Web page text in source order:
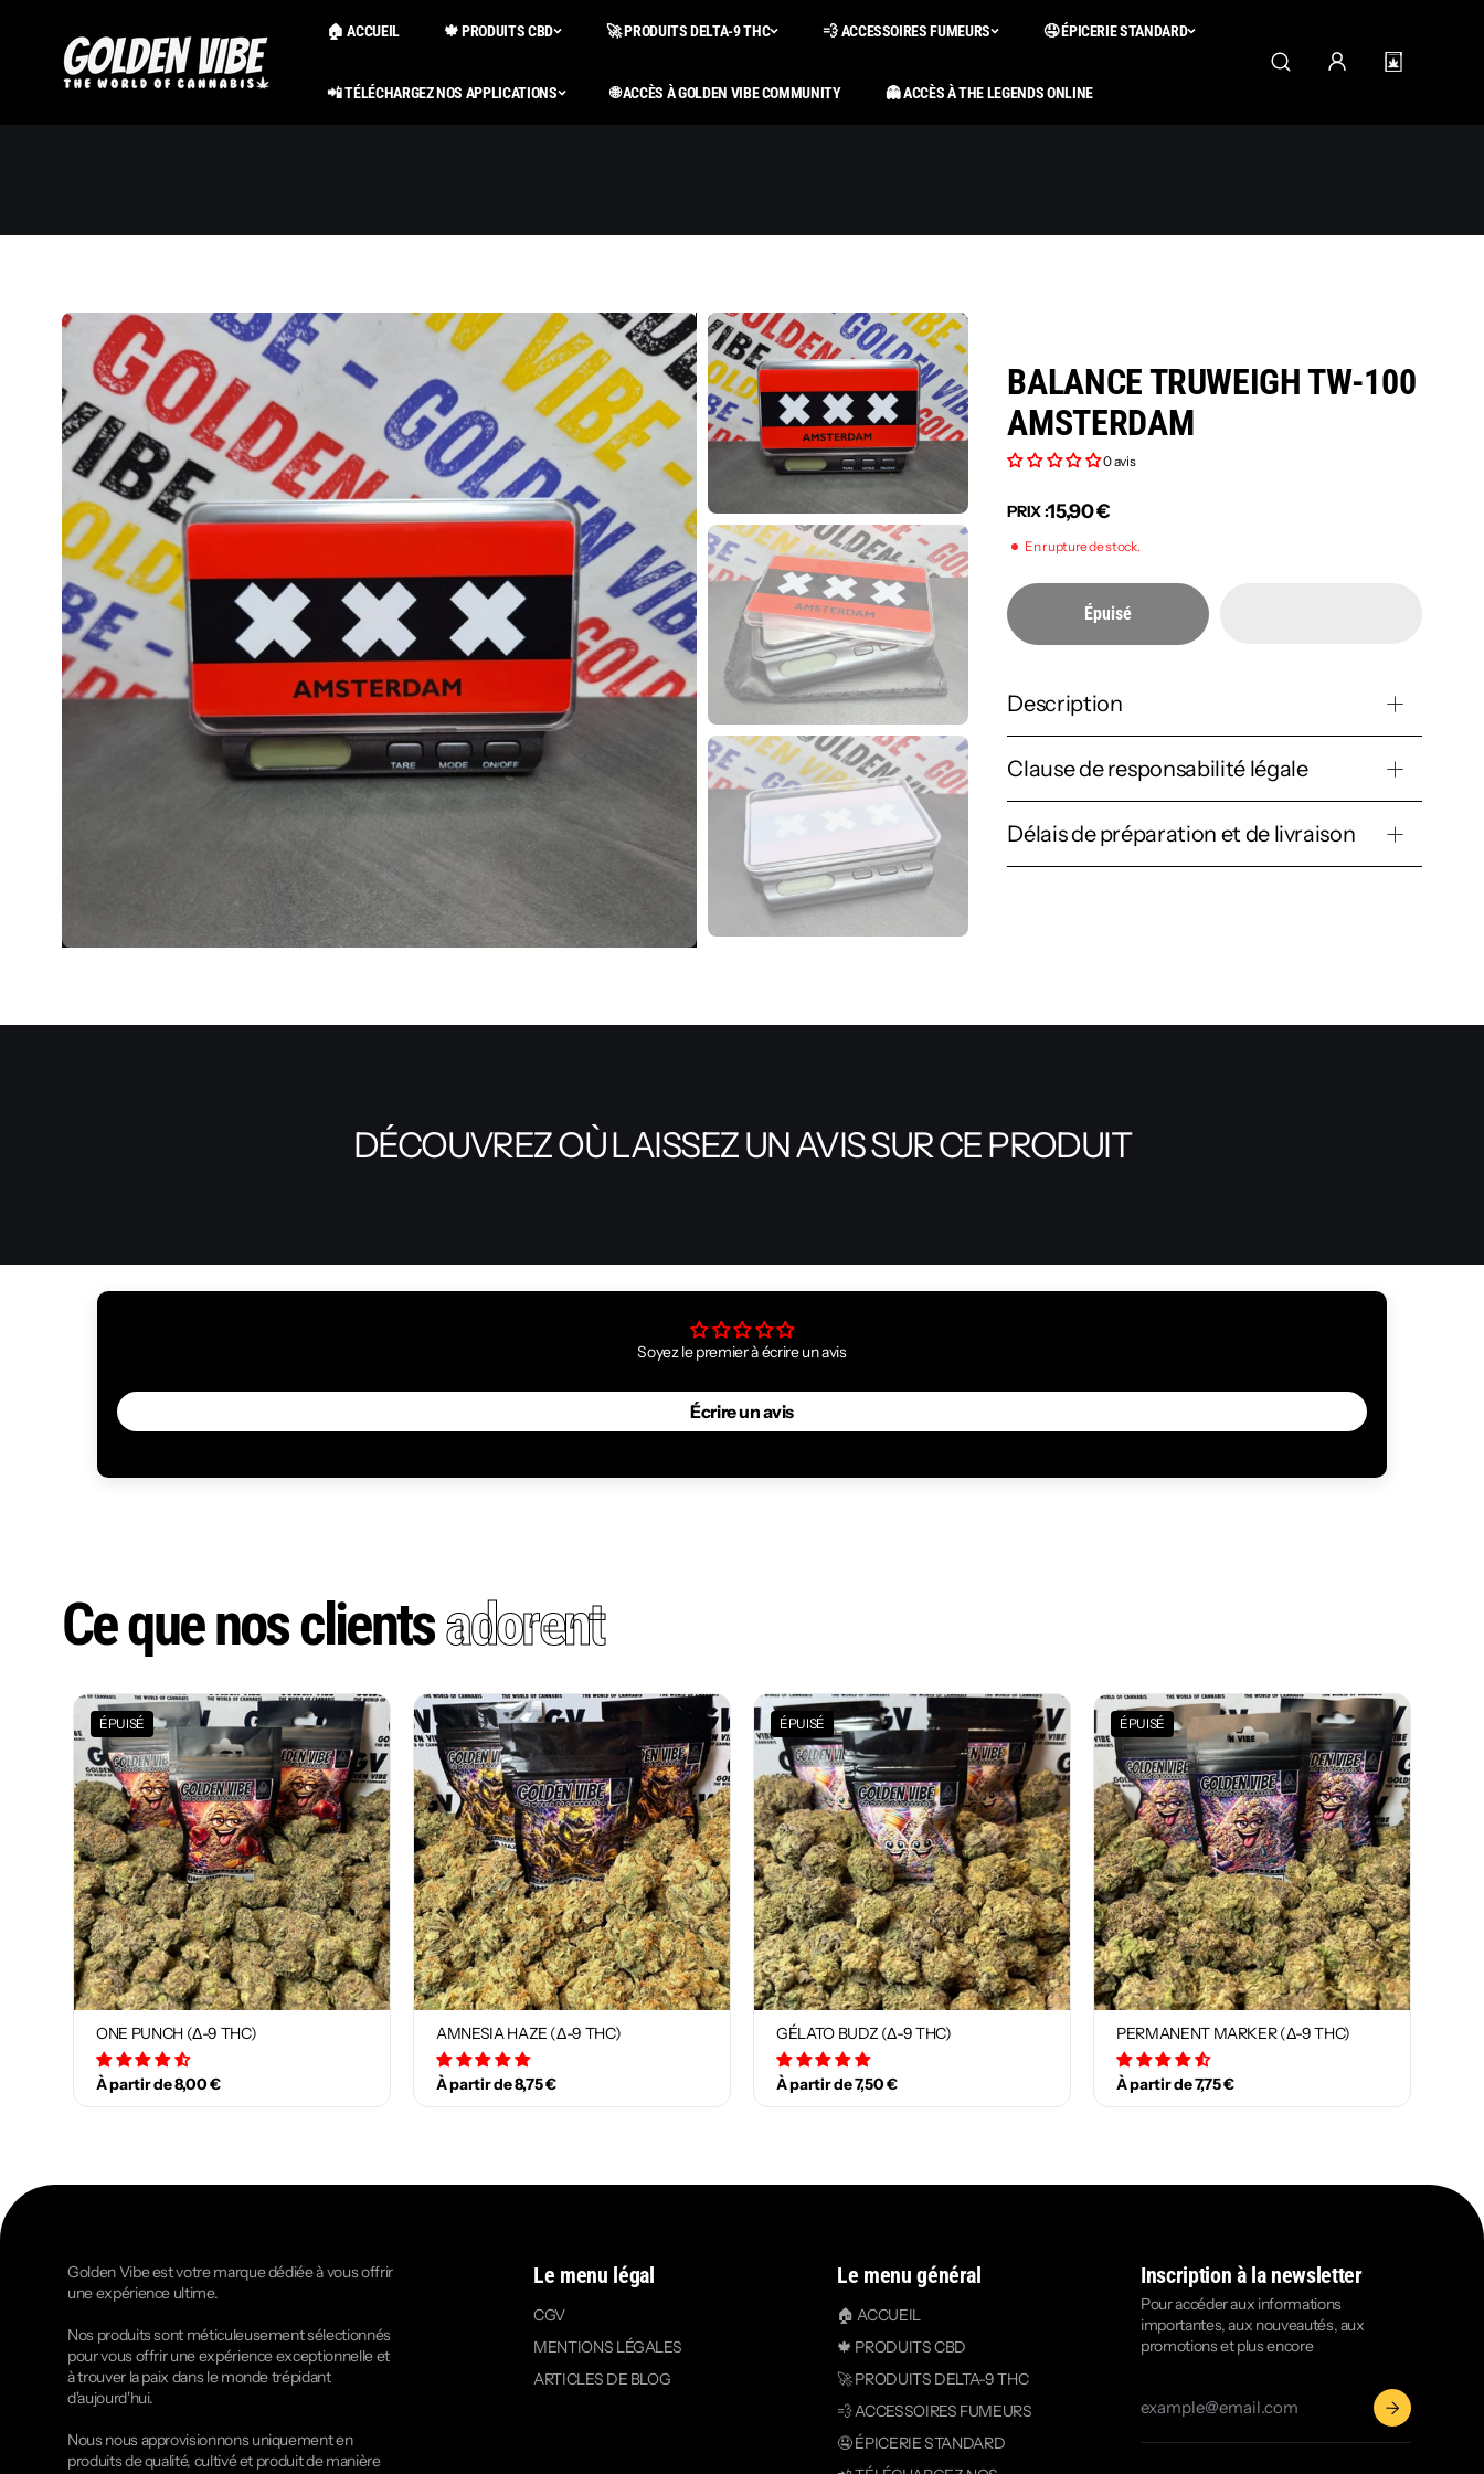
contenu
🏠 ACCUEIL 🍁 PRODUITS CBD 🚀 PRODUITS DELTA-9 THC 💨 ACCESSOIRES FUMEURS 🤤 ÉPICERIE STANDARD
📲 TÉLÉCHARGEZ NOS APPLICATIONS 🌐 ACCÈS À GOLDEN VIBE COMMUNITY 👻 ACCÈS À THE LEGENDS ONLINE
BALANCE TRUWEIGH TW-100
AMSTERDAM
0 avis
PRIX :15,90 €
En rupture de stock.
Épuisé
Description
Clause de responsabilité légale
Délais de préparation et de livraison
DÉCOUVREZ OÙ LAISSEZ UN AVIS SUR CE PRODUIT
Soyez le premier à écrire un avis
Écrire un avis
Ce que nos clientsadorent
ÉPUISÉ
ONE PUNCH (Δ-9 THC)
À partir de 8,00 €
AMNESIA HAZE (Δ-9 THC)
À partir de 8,75 €
ÉPUISÉ
GÉLATO BUDZ (Δ-9 THC)
À partir de 7,50 €
ÉPUISÉ
PERMANENT MARKER (Δ-9 THC)
À partir de 7,75 €
Golden Vibe est votre marque dédiée à vous offrir
une expérience ultime.
Nos produits sont méticuleusement sélectionnés
pour vous offrir une expérience exceptionnelle et
à trouver la paix dans le monde trépidant
d'aujourd'hui.
Nous nous approvisionnons uniquement en
produits de qualité, cultivé et produit de manière
Le menu légal
CGV
MENTIONS LÉGALES
ARTICLES DE BLOG
Le menu général
🏠 ACCUEIL
🍁 PRODUITS CBD
🚀 PRODUITS DELTA-9 THC
💨 ACCESSOIRES FUMEURS
🤤 ÉPICERIE STANDARD
Inscription à la newsletter
Pour accéder aux informations
importantes, aux nouveautés, aux
promotions et plus encore